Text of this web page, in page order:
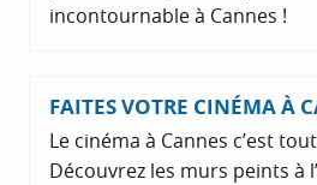
incontournable à Cannes !
FAITES VOTRE CINÉMA À
Le cinéma à Cannes c’est
Découvrez les murs peints à